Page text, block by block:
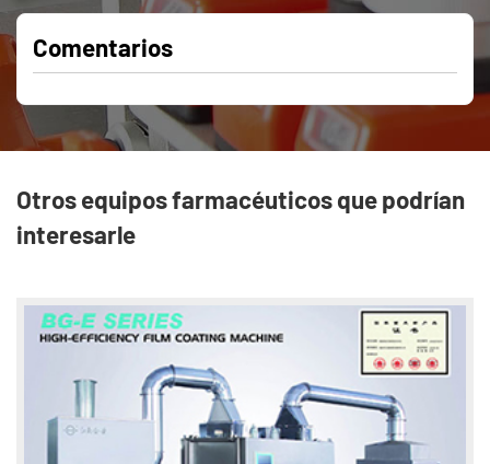
Comentarios
Otros equipos farmacéuticos que podrían
interesarle